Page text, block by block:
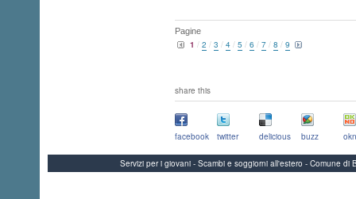
Pagine
1 / 2 / 3 / 4 / 5 / 6 / 7 / 8 / 9
share this
facebook twitter delicious buzz
Servizi per i giovani - Scambi e soggiorni all'estero - Comune